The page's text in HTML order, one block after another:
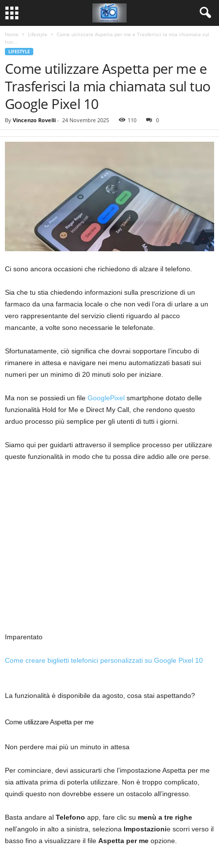
Home Lifestyle
Come utilizzare Aspetta per me e Trasferisci la mia chiamata sul
tuo...
LIFESTYLE
Come utilizzare Aspetta per me e
Trasferisci la mia chiamata sul tuo
Google Pixel 10
By Vincenzo Rovelli - 24 Novembre 2025 110 0
Ci sono ancora occasioni che richiedono di alzare il telefono.
Sia che tu stia chiedendo informazioni sulla prescrizione di un
farmaco da una farmacia locale o che non vedi l’ora di urlare a un
vero rappresentante del servizio clienti riguardo al pacco
mancante, a volte sono necessarie le telefonate.
Sfortunatamente, ciò significa che dovrai sopportare l’incubo di
rimanere in attesa e navigare nei menu automatizzati basati sui
numeri per un minimo di 20 minuti solo per iniziare.
Ma non se possiedi un file GooglePixel smartphone dotato delle
funzionalità Hold for Me e Direct My Call, che rendono questo
arduo processo più semplice per gli utenti di tutti i giorni.
Siamo qui per guidarti attraverso il semplice processo per utilizzare
queste funzionalità in modo che tu possa dire addio alle ore perse.
Imparentato
Come creare biglietti telefonici personalizzati su Google Pixel 10
La funzionalità è disponibile da agosto, cosa stai aspettando?
Come utilizzare Aspetta per me
Non perdere mai più un minuto in attesa
Per cominciare, devi assicurarti che l’impostazione Aspetta per me
sia attivata prima di poterla utilizzare. Non è troppo complicato,
quindi questo non dovrebbe essere un ostacolo all’ingresso.
Basta andare al Telefono app, fare clic su menù a tre righe
nell’angolo in alto a sinistra, seleziona Impostazionie scorri verso il
basso fino a visualizzare il file Aspetta per me opzione.